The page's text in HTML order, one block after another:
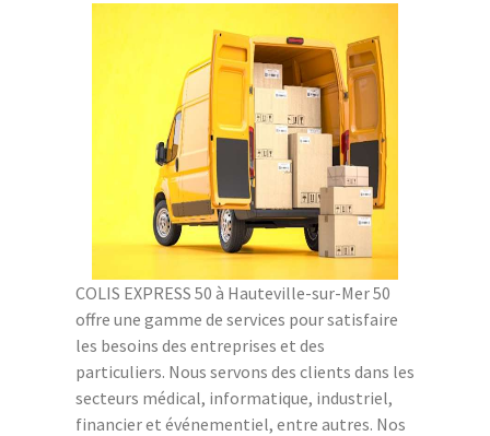
COLIS EXPRESS 50 à Hauteville-sur-Mer 50
offre une gamme de services pour satisfaire
les besoins des entreprises et des
particuliers. Nous servons des clients dans les
secteurs médical, informatique, industriel,
financier et événementiel, entre autres. Nos